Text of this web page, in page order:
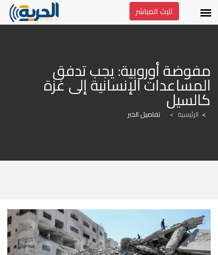
البث المباشر
كالسيل
الرئيسية > تفاصيل الخبر